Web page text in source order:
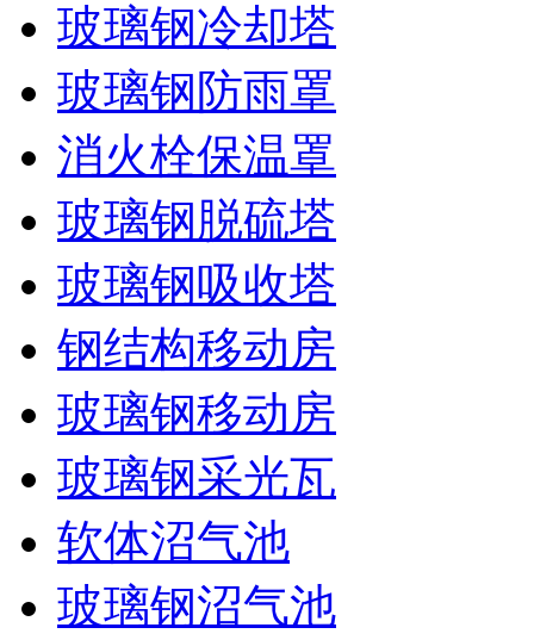
玻璃钢冷却塔
玻璃钢防雨罩
消火栓保温罩
玻璃钢脱硫塔
玻璃钢吸收塔
钢结构移动房
玻璃钢移动房
玻璃钢采光瓦
软体沼气池
玻璃钢沼气池